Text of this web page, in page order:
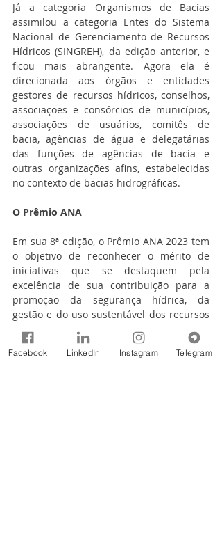
Já a categoria Organismos de Bacias
assimilou a categoria Entes do Sistema
Nacional de Gerenciamento de Recursos
Hídricos (SINGREH), da edição anterior, e
ficou mais abrangente. Agora ela é
direcionada aos órgãos e entidades
gestores de recursos hídricos, conselhos,
associações e consórcios de municípios,
associações de usuários, comitês de
bacia, agências de água e delegatárias
das funções de agências de bacia e
outras organizações afins, estabelecidas
no contexto de bacias hidrográficas.
O Prêmio ANA
Em sua 8ª edição, o Prêmio ANA 2023 tem
o objetivo de reconhecer o mérito de
iniciativas que se destaquem pela
excelência de sua contribuição para a
promoção da segurança hídrica, da
gestão e do uso sustentável dos recursos
hídricos, e para soluções voltadas à
melhoria e ampliação dos serviços
públicos de saneamento básico, visando
Facebook LinkedIn Instagram Telegram